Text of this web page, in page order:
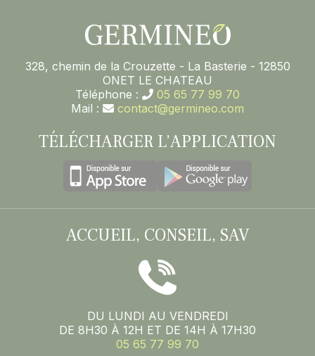
328, chemin de la Crouzette - La Basterie - 12850
ONET LE CHATEAU
Téléphone :
05 65 77 99 70
Mail :
contact@germineo.com
TÉLÉCHARGER L’APPLICATION
ACCUEIL, CONSEIL, SAV
DU LUNDI AU VENDREDI
DE 8H30 À 12H ET DE 14H À 17H30
05 65 77 99 70